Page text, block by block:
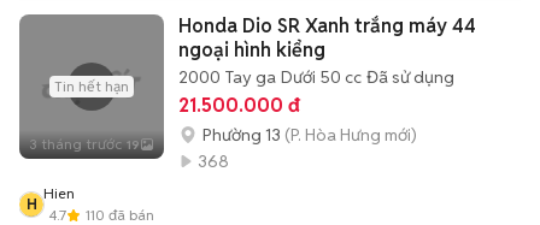
Tin hết hạn
3 tháng trước 19
Honda Dio SR Xanh trắng máy 44
ngoại hình kiểng
2000 Tay ga Dưới 50 cc Đã sử dụng
21.500.000 đ
Phường 13 (P. Hòa Hưng mới)
368
H
Hien
4.7
110 đã bán